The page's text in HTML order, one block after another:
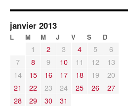
janvier 2013
L M M J V S D
1 2 3 4 5
6
7
8 9 10 11 12
13
14
15 16 17 18 19
20
21
22 23 24 25 26
27
28
29 30 31